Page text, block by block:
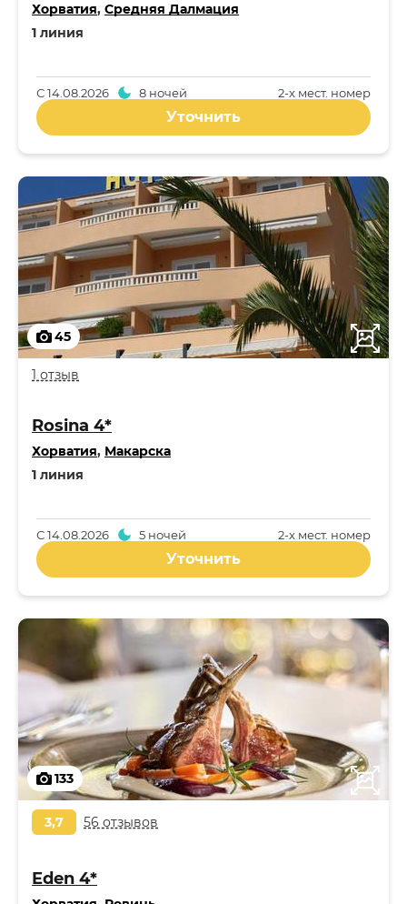
Хорватия, Средняя Далмация
1 линия
2-x мест. номер
С14.08.2026 8 ночей
Уточнить
45
1 отзыв
Rosina 4*
Хорватия, Макарска
1 линия
2-x мест. номер
С14.08.2026 5 ночей
Уточнить
133
3,7 56 отзывов
Eden 4*